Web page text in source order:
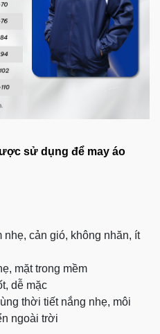
sử dụng để may áo
nhẹ, cản gió, không nhăn, ít
mặt trong mềm
dễ mặc
thời tiết nắng nhẹ, môi
ngoài trời